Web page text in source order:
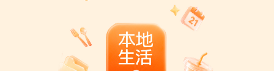
有赞专家说
新零售最佳实践